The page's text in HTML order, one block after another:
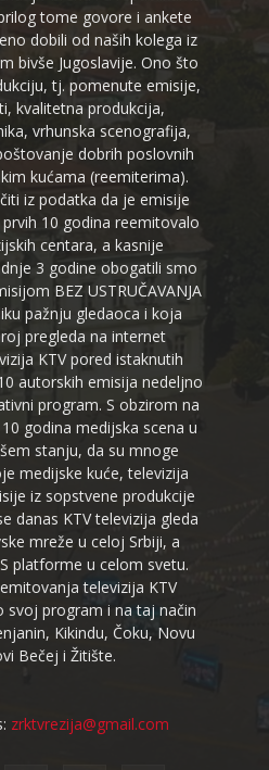
tome govore i ankete
dobili od naših kolega iz
bivše Jugoslavije. Ono što
tj. pomenute emisije,
kvalitetna produkcija,
vrhunska scenografija,
dobrih poslovnih
kućama (reemiterima).
iz podatka da je emisije
10 godina reemitovalo
centara, a kasnije
3 godine obogatili smo
BEZ USTRUČAVANJA
pažnju gledaoca i koja
pregleda na internet
KTV pored istaknutih
autorskih emisija nedeljno
program. S obzirom na
godina medijska scena u
stanju, da su mnoge
medijske kuće, televizija
iz sopstvene produkcije
danas KTV televizija gleda
mreže u celoj Srbiji, a
platforme u celom svetu.
televizija KTV
svoj program i na taj način
Kikindu, Čoku, Novu
Bečej i Žitište.
zrktvrezija@gmail.com